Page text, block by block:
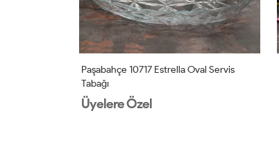
Paşabahçe 10717 Estrella Oval Servis
Tabağı
Üyelere Özel